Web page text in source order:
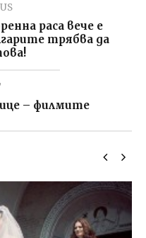
раса вече е
трябва да
– филмите